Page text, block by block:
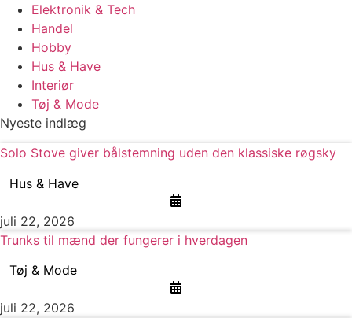
Elektronik & Tech
Handel
Hobby
Hus & Have
Interiør
Tøj & Mode
Nyeste indlæg
Solo Stove giver bålstemning uden den klassiske røgsky
Hus & Have
juli 22, 2026
Trunks til mænd der fungerer i hverdagen
Tøj & Mode
juli 22, 2026